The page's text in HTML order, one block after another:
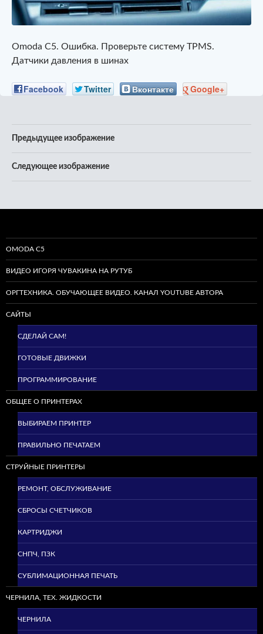
Omoda C5. Ошибка. Проверьте систему TPMS.
Датчики давления в шинах
Facebook Twitter Вконтакте Google+
Предыдущее изображение
Следующее изображение
OMODA C5
ВИДЕО ИГОРЯ ЧУВАКИНА НА РУТУБ
ОРГТЕХНИКА. ОБУЧАЮЩЕЕ ВИДЕО. КАНАЛ YOUTUBE АВТОРА
САЙТЫ
СДЕЛАЙ САМ!
ГОТОВЫЕ ДВИЖКИ
ПРОГРАММИРОВАНИЕ
ОБЩЕЕ О ПРИНТЕРАХ
ВЫБИРАЕМ ПРИНТЕР
ПРАВИЛЬНО ПЕЧАТАЕМ
СТРУЙНЫЕ ПРИНТЕРЫ
РЕМОНТ, ОБСЛУЖИВАНИЕ
СБРОСЫ СЧЕТЧИКОВ
КАРТРИДЖИ
СНПЧ, ПЗК
СУБЛИМАЦИОННАЯ ПЕЧАТЬ
ЧЕРНИЛА, ТЕХ. ЖИДКОСТИ
ЧЕРНИЛА